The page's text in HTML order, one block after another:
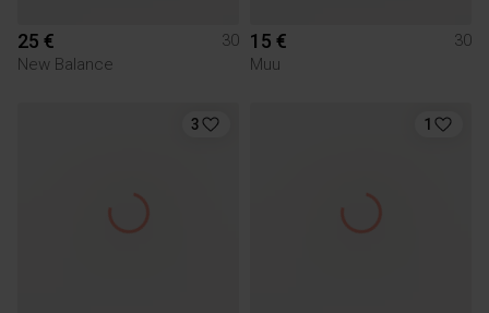
25 €
30
New Balance
15 €
30
Muu
3 1